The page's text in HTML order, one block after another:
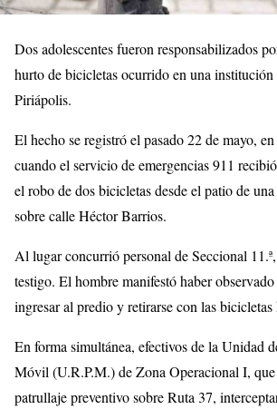
Dos adolescentes fueron responsabilizados
hurto de bicicletas ocurrido en una
Piriápolis.
El hecho se registró el pasado 22 de mayo,
cuando el servicio de emergencias 911
el robo de dos bicicletas desde el patio de
sobre calle Héctor Barrios.
Al lugar concurrió personal de Seccional
testigo. El hombre manifestó haber
ingresar al predio y retirarse con las bicicletas
En forma simultánea, efectivos de la Unidad
Móvil (U.R.P.M.) de Zona Operacional I,
patrullaje preventivo sobre Ruta 37,